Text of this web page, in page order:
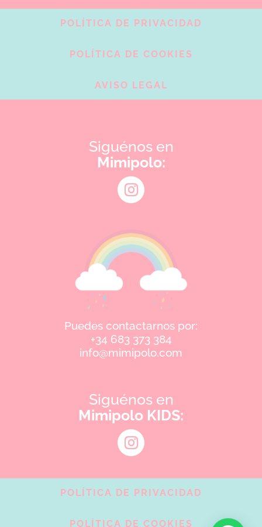
POLÍTICA DE PRIVACIDAD
POLÍTICA DE COOKIES
AVISO LEGAL
Siguénos en
Mimipolo:
Puedes contactarnos por:
+34 683 373 384
info@mimipolo.com
Siguénos en
Mimipolo KIDS:
POLÍTICA DE PRIVACIDAD
POLÍTICA DE COOKIES